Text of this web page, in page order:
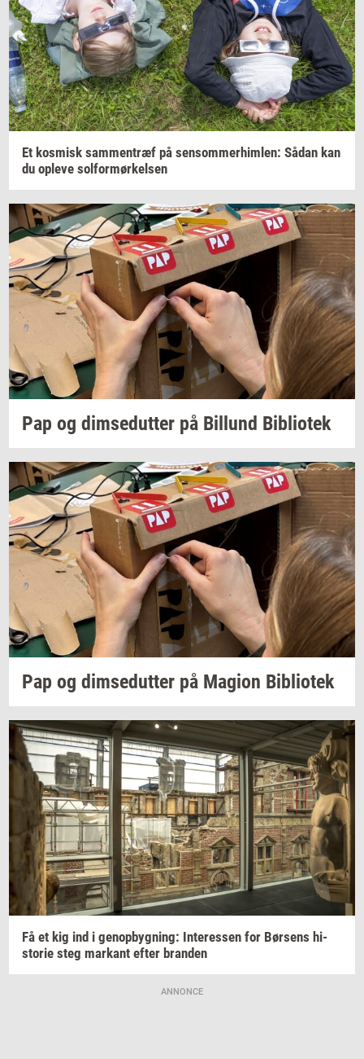
Et kos­misk sam­men­træf på sen­som­mer­him­len: Sådan kan
du op­le­ve sol­for­mør­kel­sen
Pap og dim­se­dut­ter på Bil­lund Bi­bli­o­tek
Pap og dim­se­dut­ter på Magion Bi­bli­o­tek
Få et kig ind i genop­byg­ning: In­ter­es­sen for Bør­sens hi­
sto­rie steg mar­kant efter bran­den
ANNONCE